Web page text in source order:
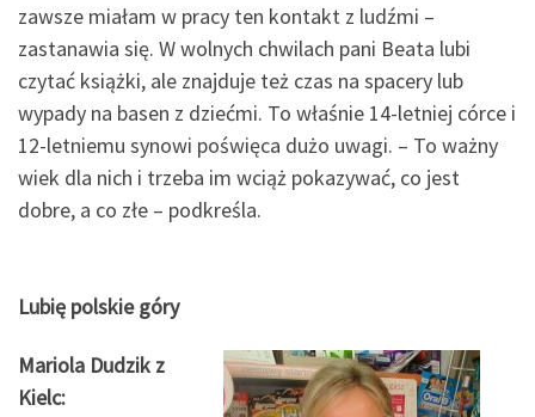
zawsze miałam w pracy ten kontakt z ludźmi –
zastanawia się. W wolnych chwilach pani Beata lubi
czytać książki, ale znajduje też czas na spacery lub
wypady na basen z dziećmi. To właśnie 14-letniej córce i
12-letniemu synowi poświęca dużo uwagi. – To ważny
wiek dla nich i trzeba im wciąż pokazywać, co jest
dobre, a co złe – podkreśla.
Lubię polskie góry
Mariola Dudzik z
Kielc: